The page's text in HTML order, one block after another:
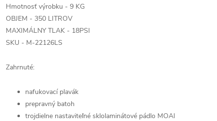
Hmotnosť výrobku - 9 KG
OBJEM - 350 LITROV
MAXIMÁLNY TLAK - 18PSI
SKU - M-22126LS
Zahrnuté:
nafukovací plavák
prepravný batoh
trojdielne nastaviteľné sklolaminátové pádlo MOAI